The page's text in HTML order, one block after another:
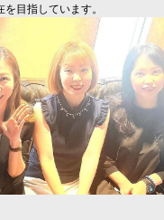
目指しています。